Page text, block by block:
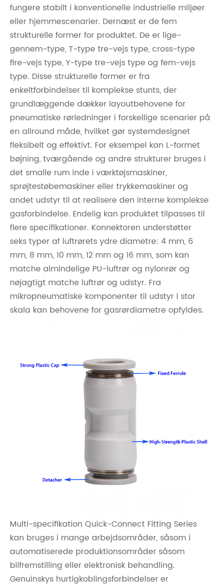
fungere stabilt i konventionelle industrielle miljøer
eller hjemmescenarier. Dernæst er de fem
strukturelle former for produktet. De er lige-
gennem-type, T-type tre-vejs type, cross-type
fire-vejs type, Y-type tre-vejs type og fem-vejs
type. Disse strukturelle former er fra
enkeltforbindelser til komplekse stunts, der
grundlæggende dækker layoutbehovene for
pneumatiske rørledninger i forskellige scenarier på
en allround måde, hvilket gør systemdesignet
fleksibelt og effektivt. For eksempel kan L-formet
bøjning, tværgående og andre strukturer bruges i
det smalle rum inde i værktøjsmaskiner,
sprøjtestøbemaskiner eller trykkemaskiner og
andet udstyr til at realisere den interne komplekse
gasforbindelse. Endelig kan produktet tilpasses til
flere specifikationer. Konnektoren understøtter
seks typer af luftrørets ydre diametre: 4 mm, 6
mm, 8 mm, 10 mm, 12 mm og 16 mm, som kan
matche almindelige PU-luftrør og nylonrør og
nøjagtigt matche luftrør og udstyr. Fra
mikropneumatiske komponenter til udstyr i stor
skala kan behovene for gasrørdiametre opfyldes.
Multi-specifikation Quick-Connect Fitting Series
kan bruges i mange arbejdsområder, såsom i
automatiserede produktionsområder såsom
bilfremstilling eller elektronisk behandling.
Genuinskys hurtigkoblingsforbindelser er